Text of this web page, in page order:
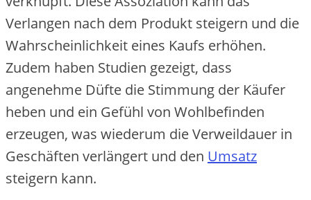
Verlangen nach dem Produkt steigern und die
Wahrscheinlichkeit eines Kaufs erhöhen.
Zudem haben Studien gezeigt, dass
angenehme Düfte die Stimmung der Käufer
heben und ein Gefühl von Wohlbefinden
erzeugen, was wiederum die Verweildauer in
Geschäften verlängert und den Umsatz
steigern kann.